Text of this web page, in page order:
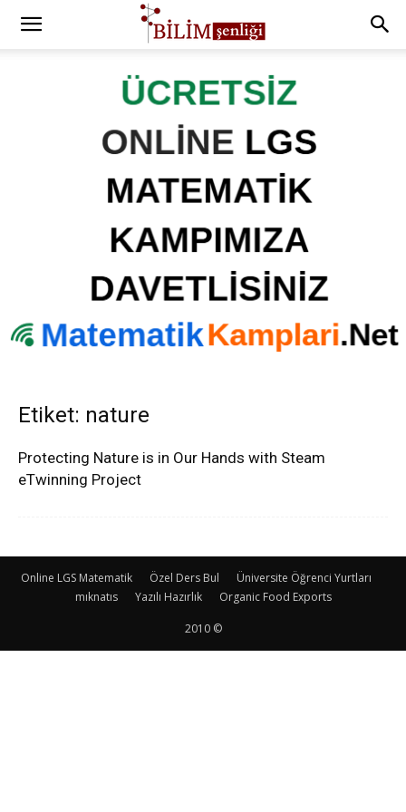
Etiket: nature
Protecting Nature is in Our Hands with Steam
eTwinning Project
Online LGS Matematik Özel Ders Bul
Üniversite Öğrenci Yurtları
mıknatıs
Yazılı Hazırlık Organic Food Exports
2010 ©